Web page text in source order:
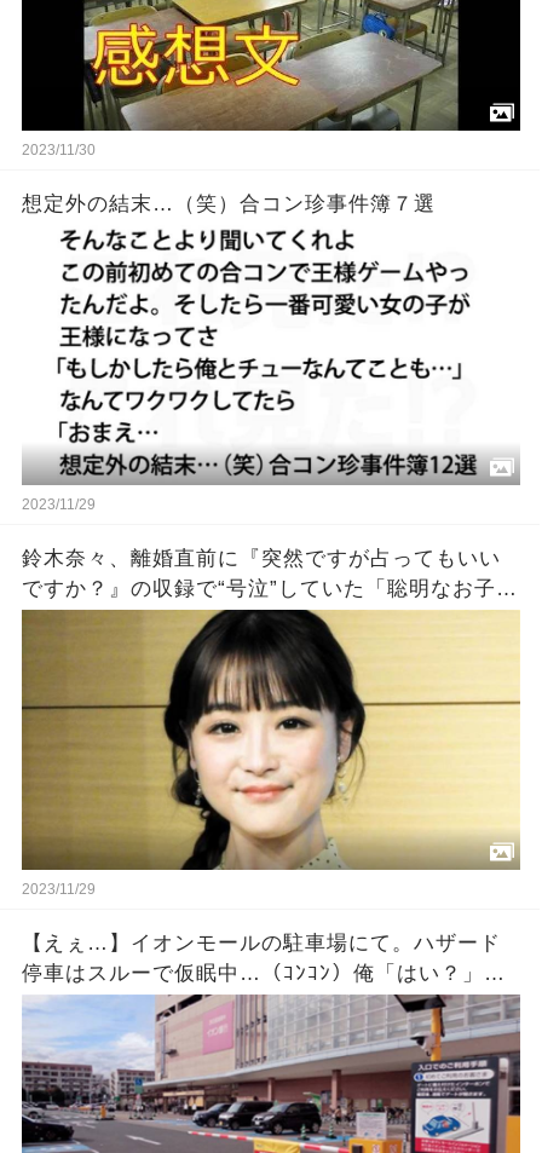
2023/11/30
想定外の結末…（笑）合コン珍事件簿７選
2023/11/29
鈴木奈々、離婚直前に『突然ですが占ってもいい
ですか？』の収録で“号泣”していた「聡明なお子さ
んを授かります」涙のウラにあった切実すぎる事
2023/11/29
【えぇ…】イオンモールの駐車場にて。ハザード
停車はスルーで仮眠中…（ｺﾝｺﾝ）俺「はい？」相
手『出ないんですか？』「休んでるだけだけ
ど・・・」 →